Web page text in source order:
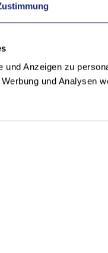
und Anzeigen zu
und Analysen